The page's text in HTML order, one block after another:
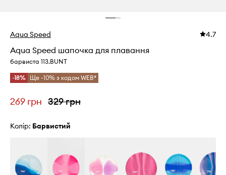
Aqua Speed 4.7
Aqua Speed шапочка для плавання
барвиста 113.BUNT
-18% Ще -10% з кодом WEB*
269 грн 329 грн
Колір: барвистий